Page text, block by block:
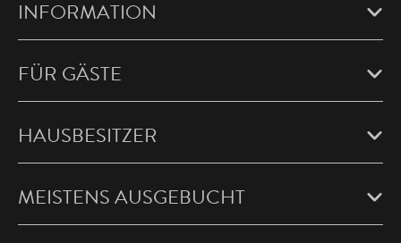
INFORMATION
FÜR GÄSTE
HAUSBESITZER
MEISTENS AUSGEBUCHT